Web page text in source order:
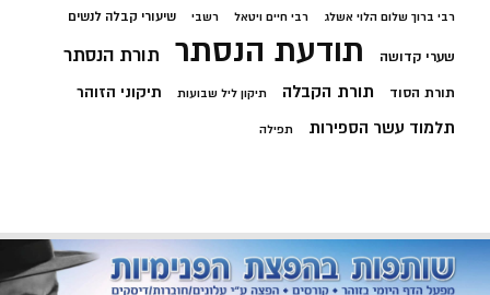
רבי ברוך שלום הלוי אשלג רבי חיים ויטאל רשבי שיעורי קבלה לנשים
שערי קדושה תודעת הנסתר תורת הנסתר
תורת הסוד תורת הקבלה תיקון ליל שבועות תיקוני הזוהר
תלמוד עשר הספירות תפילה